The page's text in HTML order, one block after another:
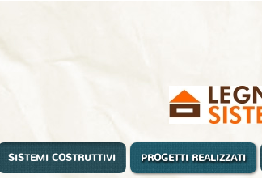
SISTEMI COSTRUTTIVI PROGETTI REALIZZATI